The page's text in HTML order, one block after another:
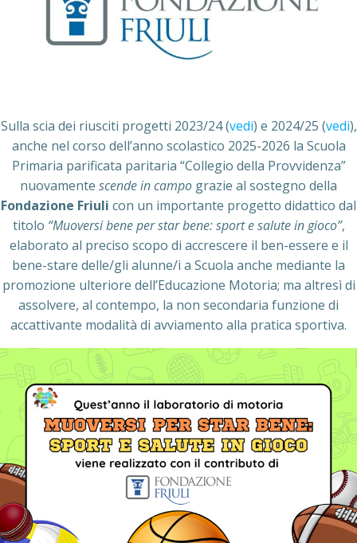
Sulla scia dei riusciti progetti 2023/24 (vedi) e 2024/25 (vedi),
anche nel corso dell’anno scolastico 2025-2026 la Scuola
Primaria parificata paritaria “Collegio della Provvidenza”
nuovamente scende in campo grazie al sostegno della
Fondazione Friuli con un importante progetto didattico dal
titolo “Muoversi bene per star bene: sport e salute in gioco”,
elaborato al preciso scopo di accrescere il ben-essere e il
bene-stare delle/gli alunne/i a Scuola anche mediante la
promozione ulteriore dell’Educazione Motoria; ma altresì di
assolvere, al contempo, la non secondaria funzione di
accattivante modalità di avviamento alla pratica sportiva.